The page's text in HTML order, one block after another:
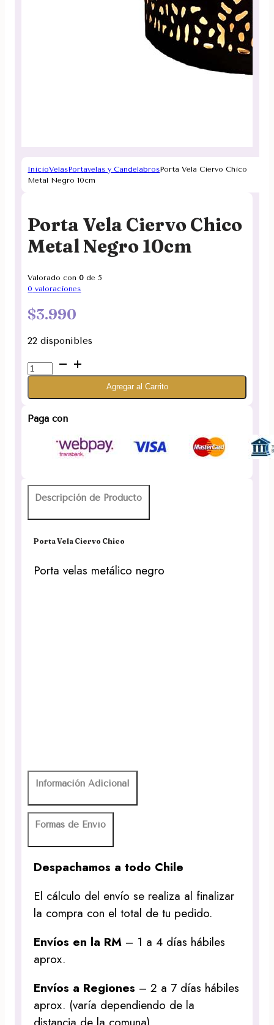
InicioVelasPortavelas y CandelabrosPorta Vela Ciervo Chico
Metal Negro 10cm
Porta Vela Ciervo Chico
Metal Negro 10cm
Valorado con0 de 5
0 valoraciones
$3.990
22 disponibles
Porta
Vela
Metal
cantidad
Agregar al Carrito
Paga con
Descripción de Producto
Porta Vela Ciervo Chico
Porta velas metálico negro
Información Adicional
Formas de Envío
Despachamos a todo Chile
El cálculo del envío se realiza al finalizar
la compra con el total de tu pedido.
Envíos en la RM – 1 a 4 días hábiles
aprox.
Envíos a Regiones – 2 a 7 días hábiles
aprox. (varía dependiendo de la